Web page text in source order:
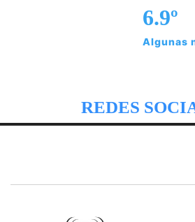
6.9º
Algunas
REDES